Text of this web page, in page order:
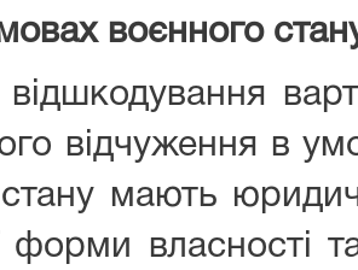
воєнного
відчуження в
мають
форми власності